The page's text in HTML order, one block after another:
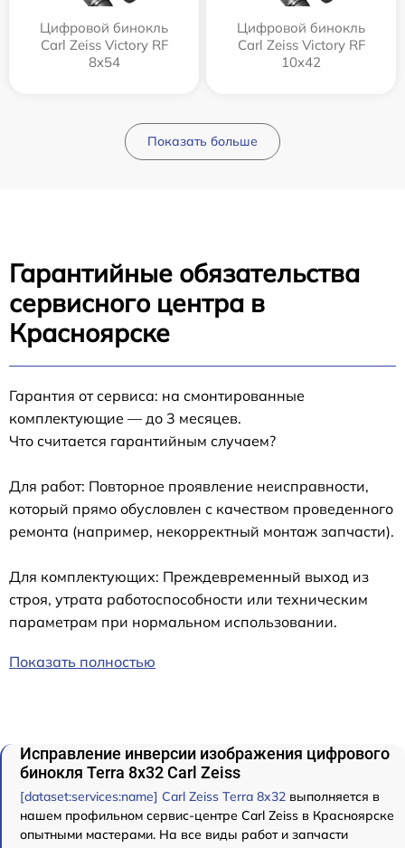
Цифровой бинокль
Carl Zeiss Victory RF
8x54
Цифровой бинокль
Carl Zeiss Victory RF
10x42
Показать больше
Гарантийные обязательства
сервисного центра в
Красноярске
Гарантия от сервиса: на смонтированные
комплектующие — до 3 месяцев.
Что считается гарантийным случаем?
Для работ: Повторное проявление неисправности,
который прямо обусловлен с качеством проведенного
ремонта (например, некорректный монтаж запчасти).
Для комплектующих: Преждевременный выход из
строя, утрата работоспособности или техническим
параметрам при нормальном использовании.
Показать полностью
Исправление инверсии изображения цифрового
бинокля Terra 8x32 Carl Zeiss
[dataset:services:name] Carl Zeiss Terra 8x32 выполняется в
нашем профильном сервис-центре Carl Zeiss в Красноярске
опытными мастерами. На все виды работ и запчасти